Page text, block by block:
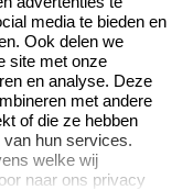
gestelde vragen
media te bieden en
Ook delen we
site met onze
en analyse. Deze
met andere
of die ze hebben
hun services.
welke wij
naar ons privacy